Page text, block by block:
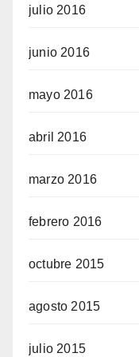
julio 2016
junio 2016
mayo 2016
abril 2016
marzo 2016
febrero 2016
octubre 2015
agosto 2015
julio 2015